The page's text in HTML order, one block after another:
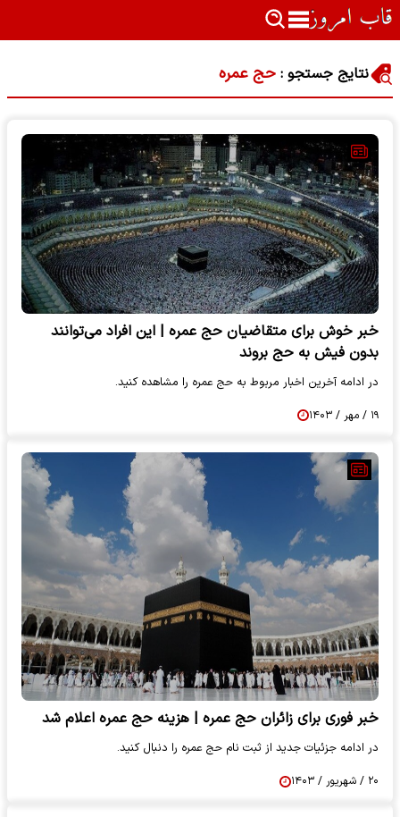
نتایج جستجو : حج عمره
خبر خوش برای متقاضیان حج عمره | این افراد می‌توانند
بدون فیش به حج بروند
در ادامه آخرین اخبار مربوط به حج عمره را مشاهده کنید.
۱۹ / مهر / ۱۴۰۳
خبر فوری برای زائران حج عمره | هزینه حج عمره اعلام شد
در ادامه جزئیات جدید از ثبت نام حج عمره را دنبال کنید.
۲۰ / شهریور / ۱۴۰۳